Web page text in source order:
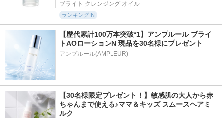
ブライト クレンジング オイル
ランキングIN
【歴代累計100万本突破*1】アンプルール ブライ
トAOローションN 現品を30名様にプレゼント
アンプルール(AMPLEUR)
【30名様限定プレゼント！】敏感肌の大人から赤
ちゃんまで使える♪ママ＆キッズ スムースヘアミ
ルク